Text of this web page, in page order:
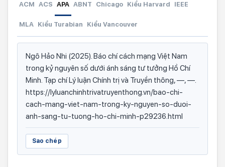
ACM ACS APA ABNT Chicago Kiểu Harvard IEEE
MLA Kiểu Turabian Kiểu Vancouver
Ngô Hảo Nhi (2025). Báo chí cách mạng Việt Nam
trong kỷ nguyên số dưới ánh sáng tư tưởng Hồ Chí
Minh. Tạp chí Lý luận Chính trị và Truyền thông, —, —.
https://lyluanchinhtrivatruyenthong.vn/bao-chi-
cach-mang-viet-nam-trong-ky-nguyen-so-duoi-
anh-sang-tu-tuong-ho-chi-minh-p29236.html
Sao chép